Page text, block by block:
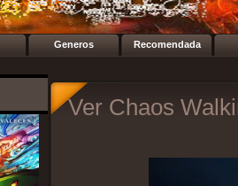
Generos Recomendada
Ver Chaos